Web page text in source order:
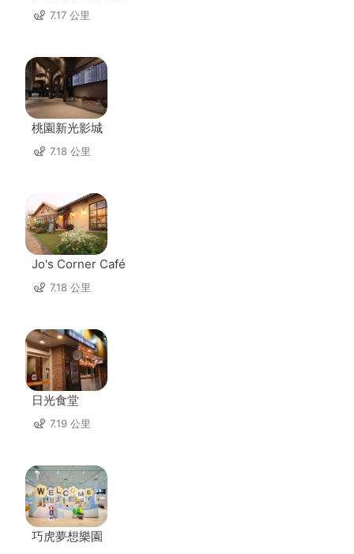
7.17 公里
桃園新光影城
7.18 公里
Jo's Corner Café
7.18 公里
日光食堂
7.19 公里
巧虎夢想樂園